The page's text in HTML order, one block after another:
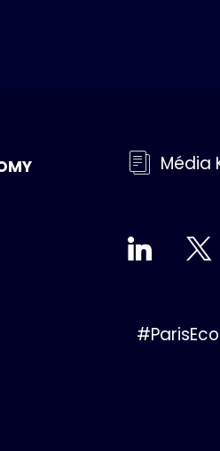
Média